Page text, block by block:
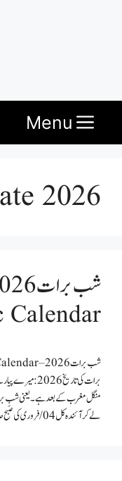
Menu
2026
لےکر آئندہ کل 04 /فروری کی صبح صادق تک کا وقت شبِ برأت …